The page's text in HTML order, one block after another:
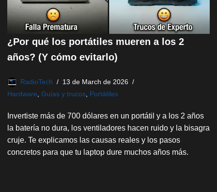
¿Por qué los portátiles mueren a los 2
años? (Y cómo evitarlo)
RadioTech
13 de March de 2026
Hardware Guías y trucos Portátiles
Invertiste más de 700 dólares en un portátil y a los 2 años
la batería no dura, los ventiladores hacen ruido y la bisagra
cruje. Te explicamos las causas reales y los pasos
concretos para que tu laptop dure muchos años más.